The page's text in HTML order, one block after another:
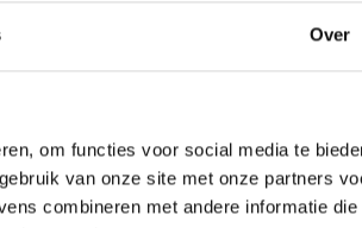
Over
om functies voor social media te
van onze site met onze partners
combineren met andere informatie